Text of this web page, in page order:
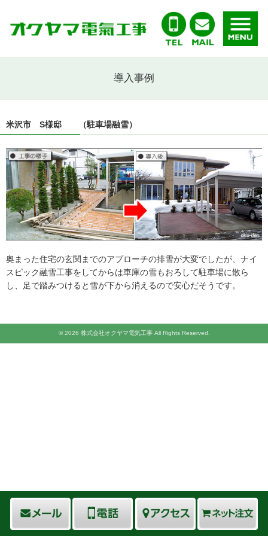
導入事例
米沢市 S様邸 （駐車場融雪）
奥まった住宅の玄関までのアプローチの排雪が大変でしたが、ナイ
スピック融雪工事をしてからは車庫の雪もおろして駐車場に散ら
し、足で踏みつけると雪が下から消えるので安心だそうです。
© 2026 株式会社オクヤマ電気工事 All Rights Reserved.